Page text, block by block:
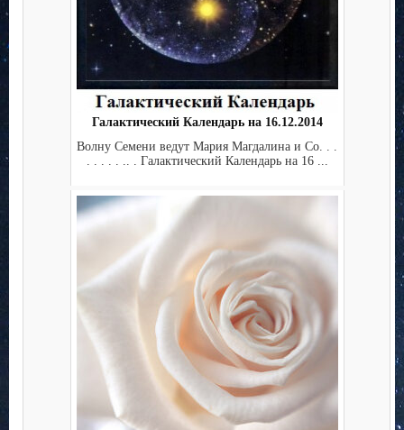
Галактический Календарь на 16.12.2014
Волну Семени ведут Мария Магдалина и Co. . .
. . . . . .. . Галактический Календарь на 16 ...